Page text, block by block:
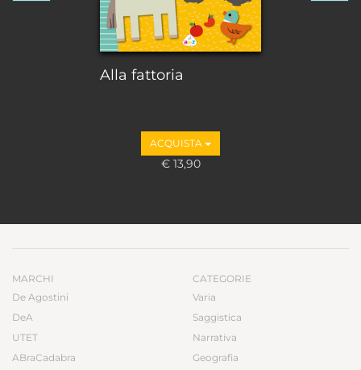
Alla fattoria
ACQUISTA
€ 13,90
MARCHI
De Agostini
DeA
UTET
ABraCadabra
CATEGORIE
Varia
Saggistica
Narrativa
Geografia